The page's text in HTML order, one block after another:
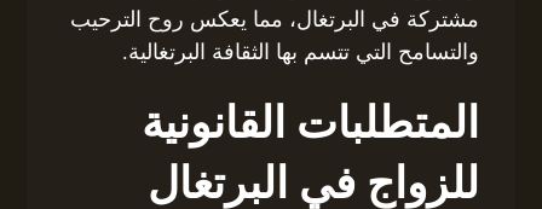
مشتركة في البرتغال، مما يعكس روح الترحيب
والتسامح التي تتسم بها الثقافة البرتغالية.
المتطلبات القانونية
للزواج في البرتغال